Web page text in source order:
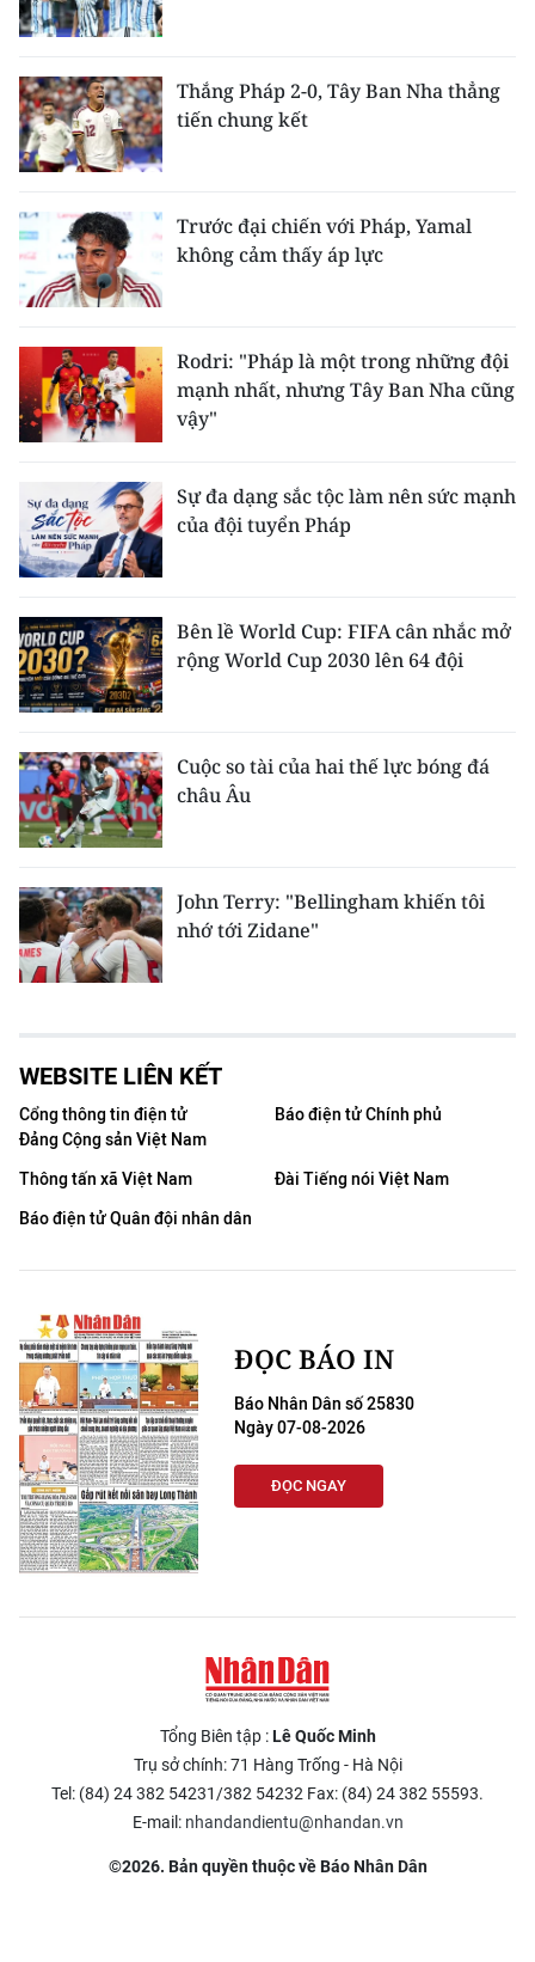
Thắng Pháp 2-0, Tây Ban Nha thẳng
tiến chung kết
Trước đại chiến với Pháp, Yamal
không cảm thấy áp lực
Rodri: "Pháp là một trong những đội
mạnh nhất, nhưng Tây Ban Nha cũng
vậy"
Sự đa dạng sắc tộc làm nên sức mạnh
của đội tuyển Pháp
Bên lề World Cup: FIFA cân nhắc mở
rộng World Cup 2030 lên 64 đội
Cuộc so tài của hai thế lực bóng đá
châu Âu
John Terry: "Bellingham khiến tôi
nhớ tới Zidane"
WEBSITE LIÊN KẾT
Cổng thông tin điện tử
Đảng Cộng sản Việt Nam
Báo điện tử Chính phủ
Thông tấn xã Việt Nam
Đài Tiếng nói Việt Nam
Báo điện tử Quân đội nhân dân
ĐỌC BÁO IN
Báo Nhân Dân số 25830
Ngày 07-08-2026
ĐỌC NGAY
Tổng Biên tập :Lê Quốc Minh
Trụ sở chính: 71 Hàng Trống - Hà Nội
Tel: (84) 24 382 54231/382 54232 Fax: (84) 24 382 55593.
E-mail: nhandandientu@nhandan.vn
©2026. Bản quyền thuộc về Báo Nhân Dân